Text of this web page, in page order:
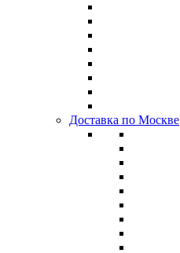
Доставка по Москве